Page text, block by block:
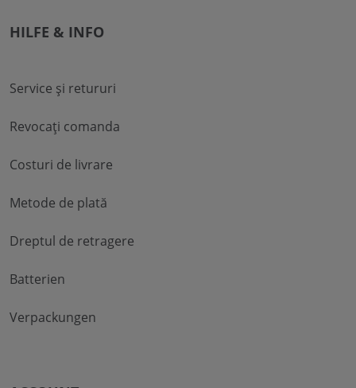
HILFE & INFO
Service și retururi
Revocați comanda
Costuri de livrare
Metode de plată
Dreptul de retragere
Batterien
Verpackungen